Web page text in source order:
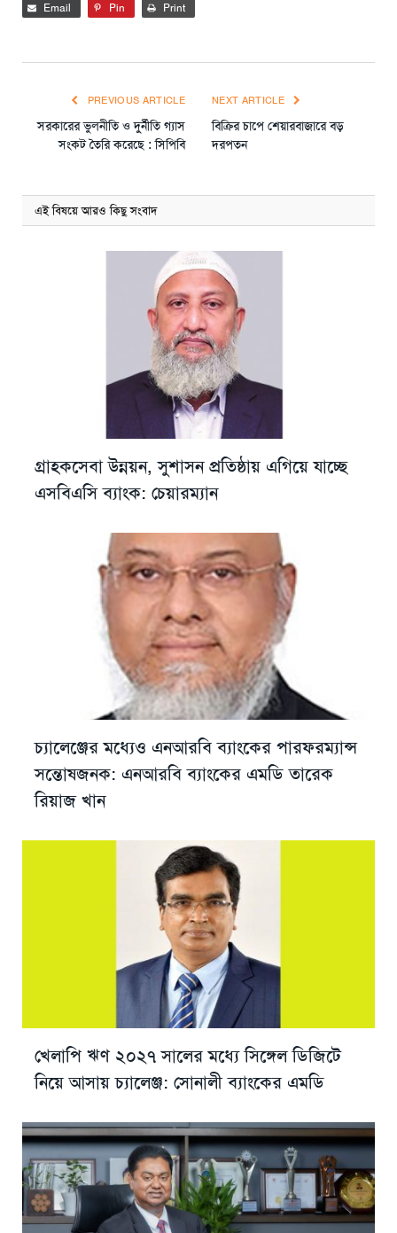
Email
Pin Print
PREVIOUS ARTICLE
সরকারের ভুলনীতি ও দুর্নীতি গ্যাস
সংকট তৈরি করেছে : সিপিবি
NEXT ARTICLE
বিক্রির চাপে শেয়ারবাজারে বড়
দরপতন
এই বিষয়ে আরও কিছু সংবাদ
গ্রাহকসেবা উন্নয়ন, সুশাসন প্রতিষ্ঠায় এগিয়ে যাচ্ছে
এসবিএসি ব্যাংক: চেয়ারম্যান
চ্যালেঞ্জের মধ্যেও এনআরবি ব্যাংকের পারফরম্যান্স
সন্তোষজনক: এনআরবি ব্যাংকের এমডি তারেক
রিয়াজ খান
খেলাপি ঋণ ২০২৭ সালের মধ্যে সিঙ্গেল ডিজিটে
নিয়ে আসায় চ্যালেঞ্জ: সোনালী ব্যাংকের এমডি